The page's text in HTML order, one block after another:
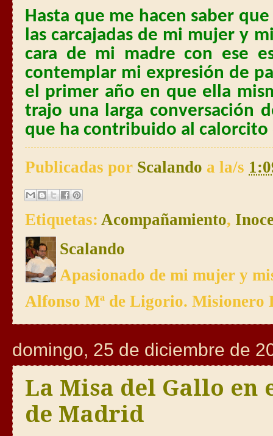
Hasta que me hacen saber
las carcajadas de mi mujer y
cara de mi madre con ese
contemplar mi expresión de
el primer año en que ella
trajo una larga conversación
que ha contribuido al calorcito
Publicadas por Scalando a la/s
Etiquetas: Acompañamiento,
Scalando
Apasionado de mi mujer y
Alfonso Mª de Ligorio. Misionero
domingo, 25 de diciembre de
La Misa del Gallo en
de Madrid